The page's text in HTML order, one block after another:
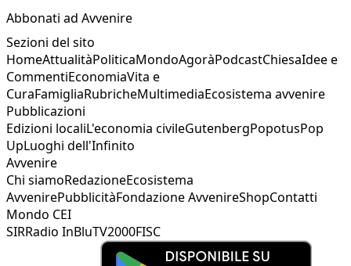
Abbonati ad Avvenire
Sezioni del sito
HomeAttualitàPoliticaMondoAgoràPodcastChiesaIdee e
CommentiEconomiaVita e
CuraFamigliaRubricheMultimediaEcosistema avvenire
Pubblicazioni
Edizioni localiL'economia civileGutenbergPopotusPop
UpLuoghi dell'Infinito
Avvenire
Chi siamoRedazioneEcosistema
AvvenirePubblicitàFondazione AvvenireShopContatti
Mondo CEI
SIRRadio InBluTV2000FISC